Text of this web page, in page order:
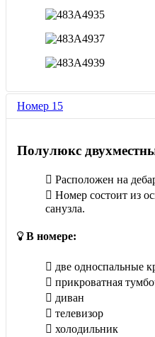
Номер 15
Полулюкс
Расположен на
Номер состоит из
санузла.
В номере:
две односпальные
прикроватная
диван
телевизор
холодильник